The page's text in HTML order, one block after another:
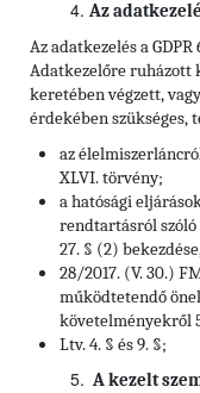
Az
Az adatkezelés a
Adatkezelőre ruházott
keretében végzett,
érdekében szükséges,
az
XLVI. törvény;
a hatósági
rendtartásról szóló
27. § (2)
28/2017. (V. 30.)
működtetendő
követelményekről
Ltv. 4. § és 9. §;
A kezelt